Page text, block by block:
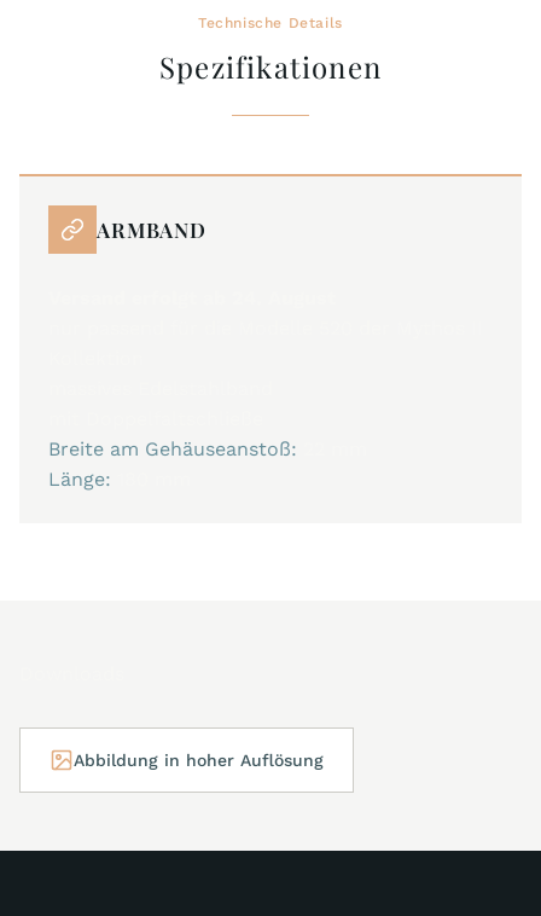
Technische Details
Spezifikationen
ARMBAND
Breite am Gehäuseanstoß:
Länge:
Abbildung in hoher Auflösung